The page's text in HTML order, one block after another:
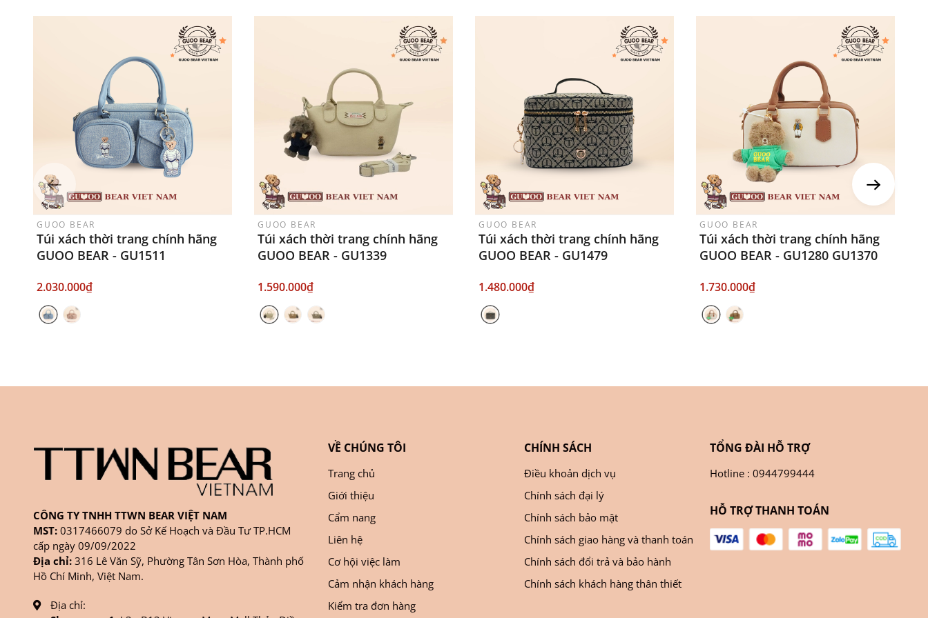
GUOO BEAR
Túi xách thời trang chính hãng
GUOO BEAR - GU1511
2.030.000₫
GUOO BEAR
Túi xách thời trang chính hãng
GUOO BEAR - GU1339
1.590.000₫
GUOO BEAR
Túi xách thời trang chính hãng
GUOO BEAR - GU1479
1.480.000₫
GUOO BEAR
Túi xách thời trang chính hãng
GUOO BEAR - GU1280 GU1370
1.730.000₫
CÔNG TY TNHH TTWN BEAR VIỆT NAM
MST: 0317466079 do Sở Kế Hoạch và Đầu Tư TP.HCM
cấp ngày 09/09/2022
Địa chỉ: 316 Lê Văn Sỹ, Phường Tân Sơn Hòa, Thành phố
Hồ Chí Minh, Việt Nam.
Địa chỉ:
VỀ CHÚNG TÔI
Trang chủ
Giới thiệu
Cẩm nang
Liên hệ
Cơ hội việc làm
Cảm nhận khách hàng
Kiểm tra đơn hàng
CHÍNH SÁCH
Điều khoản dịch vụ
Chính sách đại lý
Chính sách bảo mật
Chính sách giao hàng và thanh toán
Chính sách đổi trả và bảo hành
Chính sách khách hàng thân thiết
TỔNG ĐÀI HỖ TRỢ
Hotline : 0944799444
HỖ TRỢ THANH TOÁN